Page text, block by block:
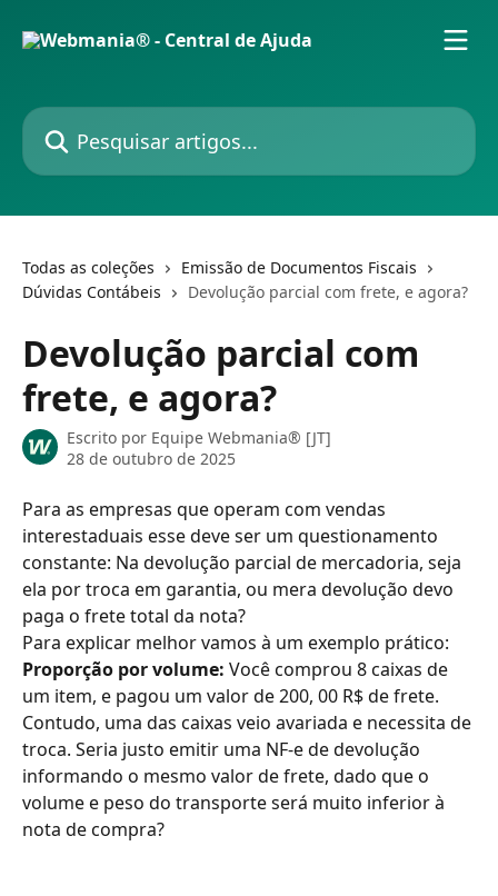
Pesquisar artigos...
Todas as coleções
Emissão de Documentos Fiscais
Dúvidas Contábeis
Devolução parcial com frete, e agora?
Devolução parcial com
frete, e agora?
Escrito por Equipe Webmania® [JT]
28 de outubro de 2025
Para as empresas que operam com vendas
interestaduais esse deve ser um questionamento
constante: Na devolução parcial de mercadoria, seja
ela por troca em garantia, ou mera devolução devo
paga o frete total da nota?
Para explicar melhor vamos à um exemplo prático:
Proporção por volume: Você comprou 8 caixas de
um item, e pagou um valor de 200, 00 R$ de frete.
Contudo, uma das caixas veio avariada e necessita de
troca. Seria justo emitir uma NF-e de devolução
informando o mesmo valor de frete, dado que o
volume e peso do transporte será muito inferior à
nota de compra?